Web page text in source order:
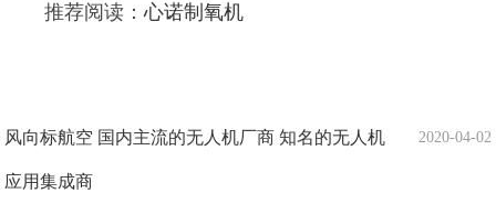
推荐阅读：心诺制氧机
2020-04-02
风向标航空 国内主流的无人机厂商 知名的无人机
应用集成商